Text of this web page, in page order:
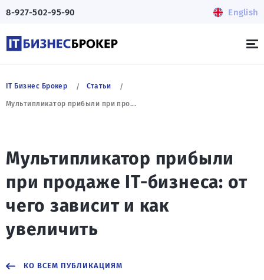
8-927-502-95-90 English
IT Бизнес Брокер Статьи
Мультипликатор прибыли при про...
Мультипликатор прибыли
при продаже IT-бизнеса: от
чего зависит и как
увеличить
КО ВСЕМ ПУБЛИКАЦИЯМ